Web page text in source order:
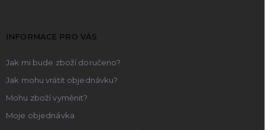
INFORMACE PRO VÁS
Jak mi bude zboží doručeno?
Jak mohu vrátit objednávku?
Mohu zboží vyměnit?
Moje objednávka